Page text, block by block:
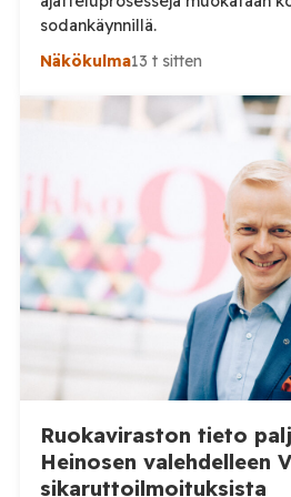
sodankäynnillä.
Näkökulma13 t sitten
Ruokaviraston tieto
Heinosen valehdelleen
sikaruttoilmoituksista